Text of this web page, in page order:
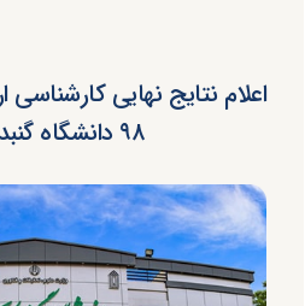
اعلام نتایج نهایی
۹۸ دانشگاه گنبد کاووس